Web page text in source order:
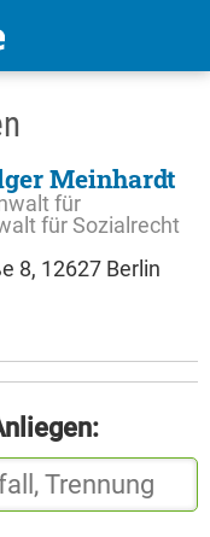
Meinhardt
für
für Sozialrecht
8, 12627 Berlin